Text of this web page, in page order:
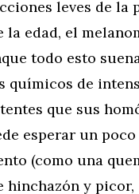
leves de la
la edad, el
todo esto
químicos de
que sus
esperar un poco
(como una
hinchazón y picor,